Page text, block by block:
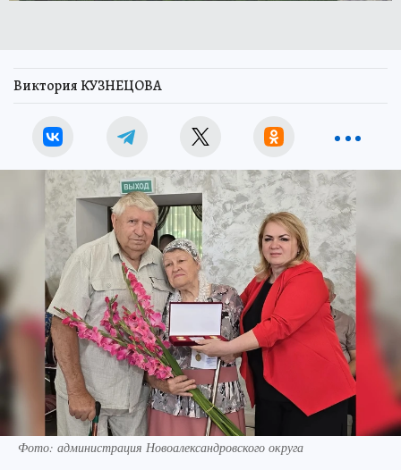
Виктория КУЗНЕЦОВА
Фото: администрация Новоалександровского округа